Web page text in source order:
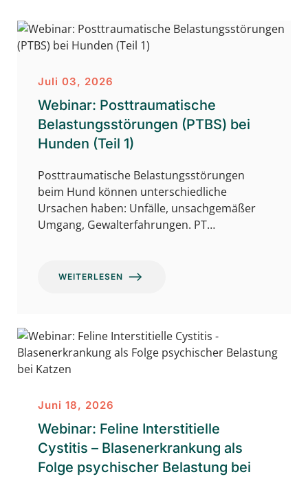
Juli 03, 2026
Webinar: Posttraumatische
Belastungsstörungen (PTBS) bei
Hunden (Teil 1)
Posttraumatische Belastungsstörungen
beim Hund können unterschiedliche
Ursachen haben: Unfälle, unsachgemäßer
Umgang, Gewalterfahrungen. PT…
WEITERLESEN
Juni 18, 2026
Webinar: Feline Interstitielle
Cystitis – Blasenerkrankung als
Folge psychischer Belastung bei